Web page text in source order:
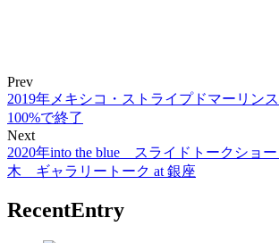
Prev
2019年メキシコ・ストライプドマーリン
100%で終了
Next
2020年into the blue スライドトークショ
木 ギャラリートーク at 銀座
RecentEntry